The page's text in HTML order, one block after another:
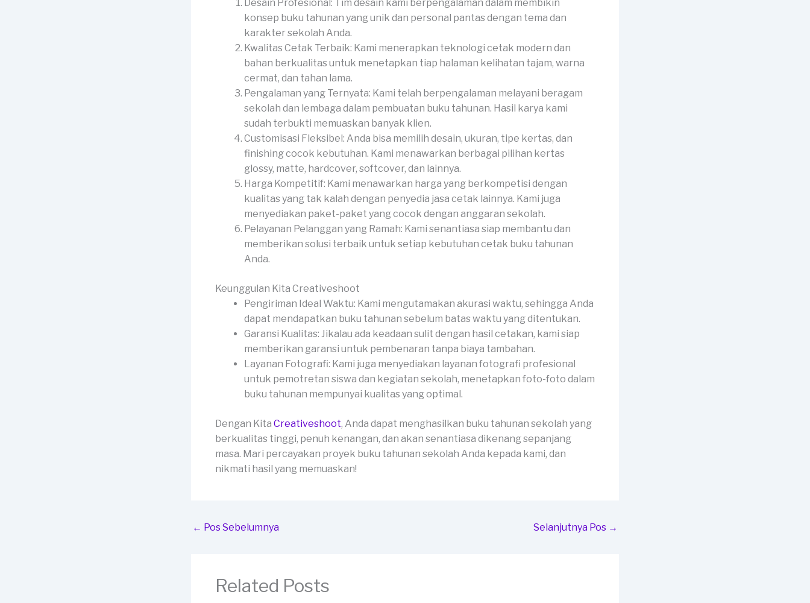
Desain Profesional: Tim desain kami berpengalaman dalam membikin
konsep buku tahunan yang unik dan personal pantas dengan tema dan
karakter sekolah Anda.
Kwalitas Cetak Terbaik: Kami menerapkan teknologi cetak modern dan
bahan berkualitas untuk menetapkan tiap halaman kelihatan tajam, warna
cermat, dan tahan lama.
Pengalaman yang Ternyata: Kami telah berpengalaman melayani beragam
sekolah dan lembaga dalam pembuatan buku tahunan. Hasil karya kami
sudah terbukti memuaskan banyak klien.
Customisasi Fleksibel: Anda bisa memilih desain, ukuran, tipe kertas, dan
finishing cocok kebutuhan. Kami menawarkan berbagai pilihan kertas
glossy, matte, hardcover, softcover, dan lainnya.
Harga Kompetitif: Kami menawarkan harga yang berkompetisi dengan
kualitas yang tak kalah dengan penyedia jasa cetak lainnya. Kami juga
menyediakan paket-paket yang cocok dengan anggaran sekolah.
Pelayanan Pelanggan yang Ramah: Kami senantiasa siap membantu dan
memberikan solusi terbaik untuk setiap kebutuhan cetak buku tahunan
Anda.
Keunggulan Kita Creativeshoot
Pengiriman Ideal Waktu: Kami mengutamakan akurasi waktu, sehingga Anda
dapat mendapatkan buku tahunan sebelum batas waktu yang ditentukan.
Garansi Kualitas: Jikalau ada keadaan sulit dengan hasil cetakan, kami siap
memberikan garansi untuk pembenaran tanpa biaya tambahan.
Layanan Fotografi: Kami juga menyediakan layanan fotografi profesional
untuk pemotretan siswa dan kegiatan sekolah, menetapkan foto-foto dalam
buku tahunan mempunyai kualitas yang optimal.
Dengan Kita Creativeshoot, Anda dapat menghasilkan buku tahunan sekolah yang
berkualitas tinggi, penuh kenangan, dan akan senantiasa dikenang sepanjang
masa. Mari percayakan proyek buku tahunan sekolah Anda kepada kami, dan
nikmati hasil yang memuaskan!
← Pos Sebelumnya Selanjutnya Pos →
Related Posts